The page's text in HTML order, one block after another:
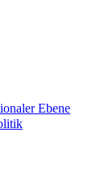
Ebene